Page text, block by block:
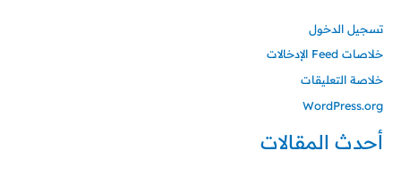
تسجيل الدخول
خلاصات Feed الإدخالات
خلاصة التعليقات
WordPress.org
أحدث المقالات